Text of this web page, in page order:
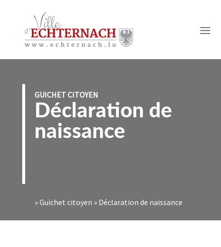
GUICHET CITOYEN
Déclaration de
naissance
»Guichet citoyen » Déclaration de naissance